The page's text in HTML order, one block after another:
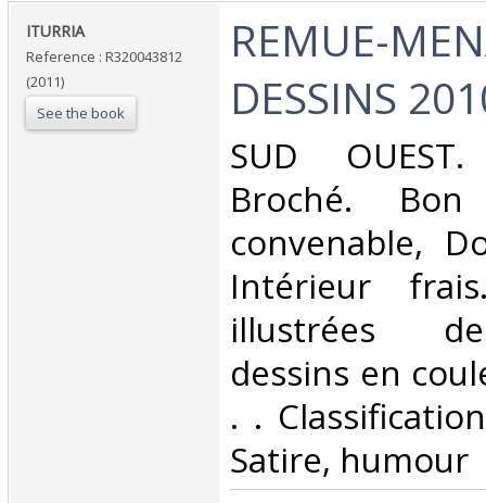
‎ITURRIA‎
Reference : R320043812
(2011)
See the book
‎REMUE-
DESSINS
‎SUD
Broché.
convenable,
Intérieur
illustrées
dessins en
. .
Satire, humour‎